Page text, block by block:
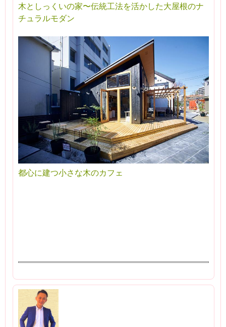
木としっくいの家〜伝統工法を活かした大屋根のナ
チュラルモダン
都心に建つ小さな木のカフェ